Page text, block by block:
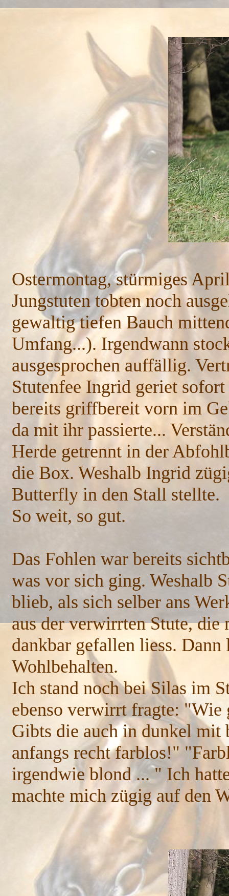
Ostermontag, stürmiges
Jungstuten tobten noch
gewaltig tiefen Bauch
Umfang...). Irgendwann
ausgesprochen auffällig.
Stutenfee Ingrid geriet
bereits griffbereit vorn im
da mit ihr passierte...
Herde getrennt in der
die Box. Weshalb Ingrid
Butterfly in den Stall stellte.
So weit, so gut.
Das Fohlen war bereits
was vor sich ging. Weshalb
blieb, als sich selber ans
aus der verwirrten Stute,
dankbar gefallen liess.
Wohlbehalten.
Ich stand noch bei Silas im
ebenso verwirrt fragte: "Wie
Gibts die auch in dunkel
anfangs recht farblos!"
irgendwie blond ... " Ich
machte mich zügig auf den